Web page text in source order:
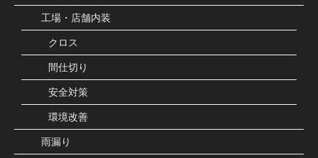
工場・店舗内装
クロス
間仕切り
安全対策
環境改善
雨漏り